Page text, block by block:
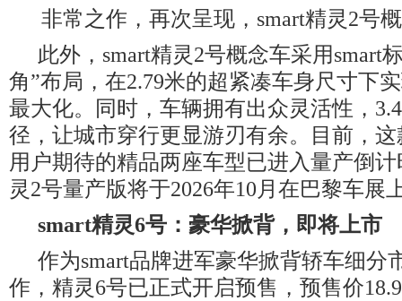
非常之作，再次呈现，smart精灵2号
此外，smart精灵2号概念车采用smart
角”布局，在2.79米的超紧凑车身尺寸下
最大化。同时，车辆拥有出众灵活性，
径，让城市穿行更显游刃有余。目前，
用户期待的精品两座车型已进入量产倒计
灵2号量产版将于2026年10月在巴黎车展
smart精灵6号：豪华掀背，即将上市
作为smart品牌进军豪华掀背轿车细分
作，精灵6号已正式开启预售，预售价